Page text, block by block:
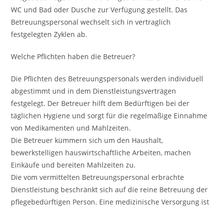
WC und Bad oder Dusche zur Verfügung gestellt. Das
Betreuungspersonal wechselt sich in vertraglich
festgelegten Zyklen ab.
Welche Pflichten haben die Betreuer?
Die Pflichten des Betreuungspersonals werden individuell
abgestimmt und in dem Dienstleistungsverträgen
festgelegt. Der Betreuer hilft dem Bedürftigen bei der
täglichen Hygiene und sorgt für die regelmäßige Einnahme
von Medikamenten und Mahlzeiten.
Die Betreuer kümmern sich um den Haushalt,
bewerkstelligen hauswirtschaftliche Arbeiten, machen
Einkäufe und bereiten Mahlzeiten zu.
Die vom vermittelten Betreuungspersonal erbrachte
Dienstleistung beschränkt sich auf die reine Betreuung der
pflegebedürftigen Person. Eine medizinische Versorgung ist